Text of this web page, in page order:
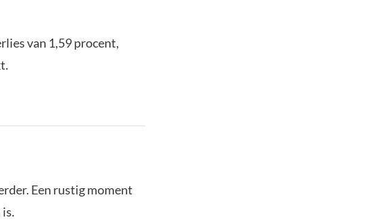
van 1,59 procent,
Een rustig moment